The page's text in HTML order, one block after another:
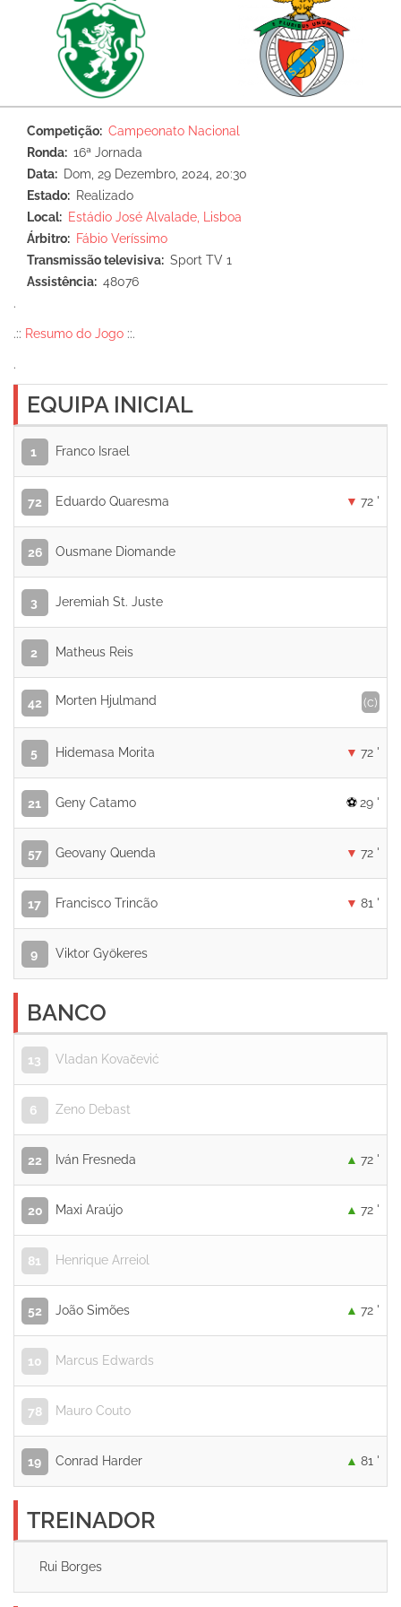
Competição
Campeonato Nacional
Ronda
16ª Jornada
Data
Dom, 29 Dezembro, 2024, 20:30
Estado
Realizado
Local
Estádio José Alvalade, Lisboa
Árbitro
Fábio Veríssimo
Transmissão televisiva
Sport TV 1
Assistência
48076
.
.:: Resumo do Jogo ::.
.
EQUIPA INICIAL
1 Franco Israel
72 Eduardo Quaresma 72 '
26 Ousmane Diomande
3 Jeremiah St. Juste
2 Matheus Reis
42 Morten Hjulmand (c)
5 Hidemasa Morita 72 '
21 Geny Catamo 29 '
57 Geovany Quenda 72 '
17 Francisco Trincão 81 '
9 Viktor Gyökeres
BANCO
13 Vladan Kovačević
6 Zeno Debast
22 Iván Fresneda 72 '
20 Maxi Araújo 72 '
81 Henrique Arreiol
52 João Simões 72 '
10 Marcus Edwards
78 Mauro Couto
19 Conrad Harder 81 '
TREINADOR
Rui Borges